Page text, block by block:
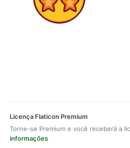
Licença Flaticon Premium
Torne-se Premium e você receberá a
informações